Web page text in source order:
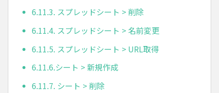
6.11.3. スプレッドシート > 削除
6.11.4. スプレッドシート > 名前変更
6.11.5. スプレッドシート > URL取得
6.11.6.シート > 新規作成
6.11.7. シート > 削除